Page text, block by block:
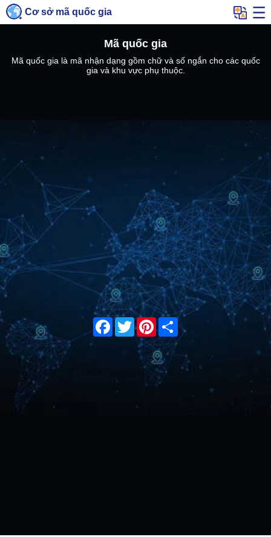
Cơ sở mã quốc gia
Mã quốc gia
Mã quốc gia là mã nhận dạng gồm chữ và số ngắn cho các quốc
gia và khu vực phụ thuộc.
Facebook
TwitterPinterest
Share